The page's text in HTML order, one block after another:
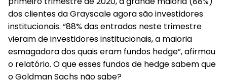
dos clientes da Grayscale agora são investidores
institucionais. “88% das entradas neste trimestre
vieram de investidores institucionais, a maioria
esmagadora dos quais eram fundos hedge”, afirmou
o relatório. O que esses fundos de hedge sabem que
o Goldman Sachs não sabe?